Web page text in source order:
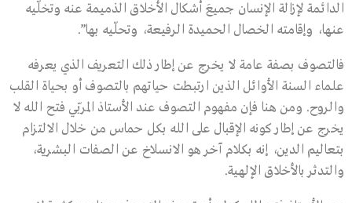
الدائمة لإزالة الإنسان جميعَ أشكال الأخلاق الذميمة عنه وتخلّيه
عنها، وإقامته الخصال الحميدة الرفيعة، وتحلّيه بها”.
فالتصوف بصفة عامة لا يخرج عن إطار ذلك التعريف الذي يعرفه
علماء السنة الأوائل الذين ارتبطت حياتهم بالتصوف أو بحياة القلب
والروح. ومن هنا فإن مفهوم التصوف عند الأستاذ المربّي فتح الله لا
يخرج عن إطار كونه الإقبال على الله بكل حماس من خلال الالتزام
بتعاليم الدين، إنه بكلام آخر هو الانسلاخ عن الصفات البشرية،
والتدثر بالأخلاق الإلهية.